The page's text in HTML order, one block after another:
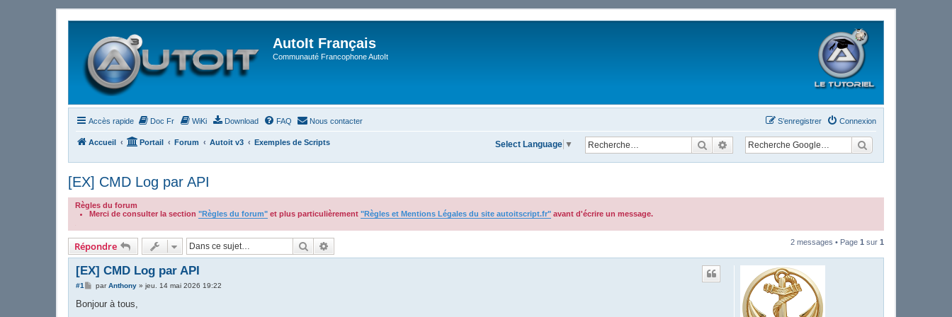
AutoIt Français
Communauté Francophone AutoIt
Accès rapide Doc Fr WiKi Download FAQ Nous contacter Connexion
S’enregistrer
Accueil Portail Forum Autoit v3 Exemples de Scripts RechercherRecherche avancée
Select Language ▼
[EX] CMD Log par API
Règles du forum
Merci de consulter la section "Règles du forum" et plus particulièrement "Règles et Mentions Légales du site autoitscript.fr" avant d'écrire un message.
Répondre Rechercher 2 messages • Page 1 sur 1
[EX] CMD Log par API
#1
M
s
s
parAnthony» jeu. 14 mai 2026 19:22
Bonjour à tous,